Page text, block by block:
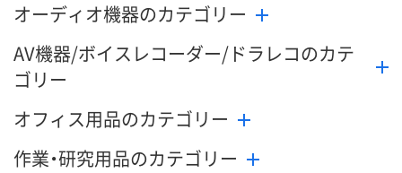
オーディオ機器のカテゴリー
AV機器/ボイスレコーダー/ドラレコのカテ
ゴリー
オフィス用品のカテゴリー
作業・研究用品のカテゴリー